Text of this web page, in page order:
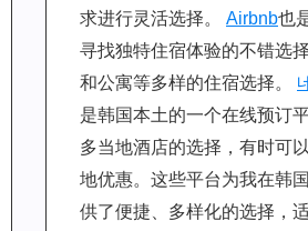
求进行灵活选择。 Airbnb也
寻找独特住宿体验的不错选
和公寓等多样的住宿选择。
是韩国本土的一个在线预订
多当地酒店的选择，有时可
地优惠。这些平台为我在韩
供了便捷、多样化的选择，